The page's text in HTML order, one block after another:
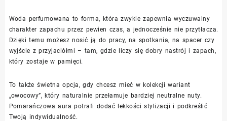
Woda perfumowana to forma, która zwykle zapewnia wyczuwalny
charakter zapachu przez pewien czas, a jednocześnie nie przytłacza.
Dzięki temu możesz nosić ją do pracy, na spotkania, na spacer czy
wyjście z przyjaciółmi – tam, gdzie liczy się dobry nastrój i zapach,
który zostaje w pamięci.
To także świetna opcja, gdy chcesz mieć w kolekcji wariant
„owocowy”, który naturalnie przełamuje bardziej neutralne nuty.
Pomarańczowa aura potrafi dodać lekkości stylizacji i podkreślić
Twoją indywidualność.